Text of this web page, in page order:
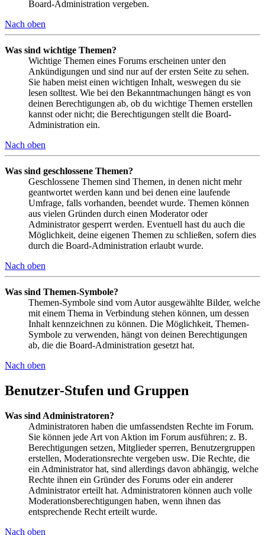
Board-Administration vergeben.
Nach oben
Was sind wichtige Themen?
Wichtige Themen eines Forums erscheinen unter den
Ankündigungen und sind nur auf der ersten Seite zu sehen.
Sie haben meist einen wichtigen Inhalt, weswegen du sie
lesen solltest. Wie bei den Bekanntmachungen hängt es von
deinen Berechtigungen ab, ob du wichtige Themen erstellen
kannst oder nicht; die Berechtigungen stellt die Board-
Administration ein.
Nach oben
Was sind geschlossene Themen?
Geschlossene Themen sind Themen, in denen nicht mehr
geantwortet werden kann und bei denen eine laufende
Umfrage, falls vorhanden, beendet wurde. Themen können
aus vielen Gründen durch einen Moderator oder
Administrator gesperrt werden. Eventuell hast du auch die
Möglichkeit, deine eigenen Themen zu schließen, sofern dies
durch die Board-Administration erlaubt wurde.
Nach oben
Was sind Themen-Symbole?
Themen-Symbole sind vom Autor ausgewählte Bilder, welche
mit einem Thema in Verbindung stehen können, um dessen
Inhalt kennzeichnen zu können. Die Möglichkeit, Themen-
Symbole zu verwenden, hängt von deinen Berechtigungen
ab, die die Board-Administration gesetzt hat.
Nach oben
Benutzer-Stufen und Gruppen
Was sind Administratoren?
Administratoren haben die umfassendsten Rechte im Forum.
Sie können jede Art von Aktion im Forum ausführen; z. B.
Berechtigungen setzen, Mitglieder sperren, Benutzergruppen
erstellen, Moderationsrechte vergeben usw. Die Rechte, die
ein Administrator hat, sind allerdings davon abhängig, welche
Rechte ihnen ein Gründer des Forums oder ein anderer
Administrator erteilt hat. Administratoren können auch volle
Moderationsberechtigungen haben, wenn ihnen das
entsprechende Recht erteilt wurde.
Nach oben